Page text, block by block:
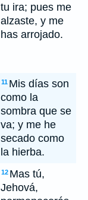
tu ira; pues me
alzaste, y me
has arrojado.
11 Mis días son
como la
sombra que se
va; y me he
secado como
la hierba.
12 Mas tú,
Jehová,